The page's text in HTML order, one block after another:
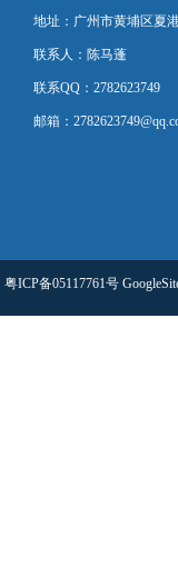
地址：广州市黄埔区夏
联系人：陈马蓬
联系QQ：2782623749
邮箱：
粤ICP备05117761号